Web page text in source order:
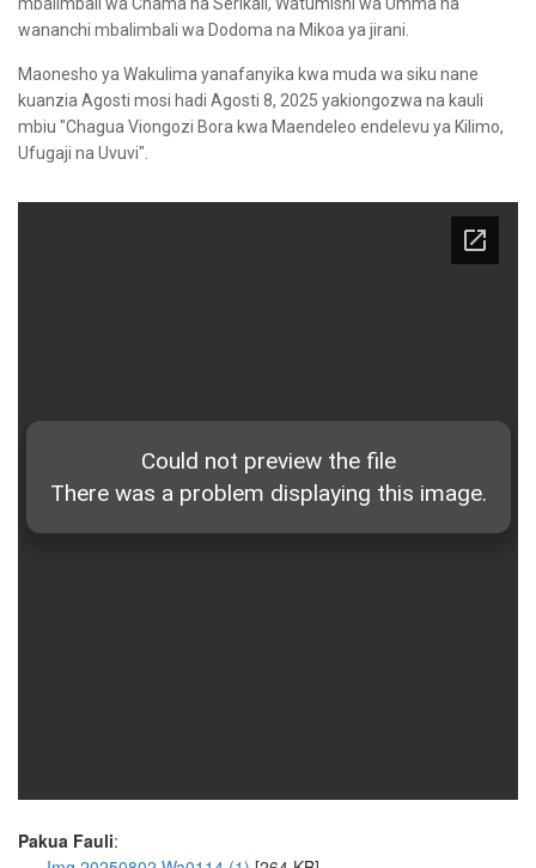
mbalimbali wa Chama na Serikali, Watumishi wa Umma na
wananchi mbalimbali wa Dodoma na Mikoa ya jirani.
Maonesho ya Wakulima yanafanyika kwa muda wa siku nane
kuanzia Agosti mosi hadi Agosti 8, 2025 yakiongozwa na kauli
mbiu "Chagua Viongozi Bora kwa Maendeleo endelevu ya Kilimo,
Ufugaji na Uvuvi".
Pakua Fauli: